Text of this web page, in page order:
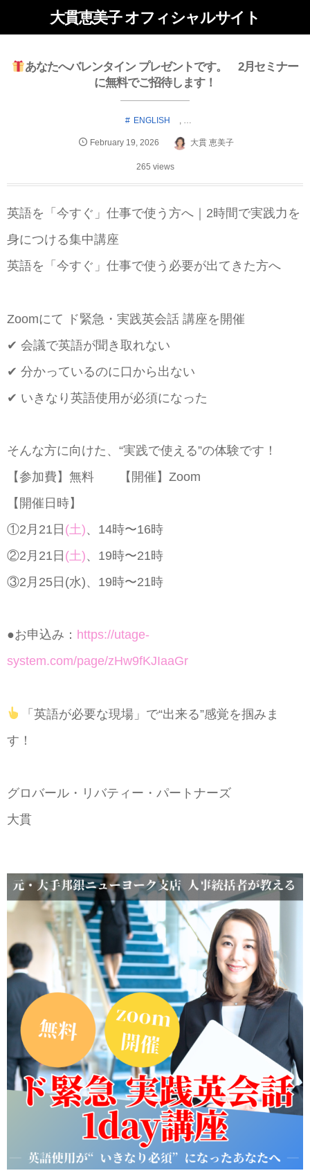
大貫恵美子 オフィシャルサイト
あなたへバレンタイン プレゼントです。 2月セミナー
に無料でご招待します！
ENGLISH
February 19 2026 大貫 恵美子
265 views
英語を「今すぐ」仕事で使う方へ｜2時間で実践力を
身につける集中講座
英語を「今すぐ」仕事で使う必要が出てきた方へ
Zoomにて ド緊急・実践英会話 講座を開催
✔ 会議で英語が聞き取れない
✔ 分かっているのに口から出ない
✔ いきなり英語使用が必須になった
そんな方に向けた、“実践で使える”の体験です！
【参加費】無料 【開催】Zoom
【開催日時】
①2月21日 (土)、14時〜16時
②2月21日 (土)、19時〜21時
③2月25日(水)、19時〜21時
●お申込み： https://utage-
system.com/page/zHw9fKJIaaGr
「英語が必要な現場」で“出来る”感覚を掴みま
す！
グロバール・リバティー・パートナーズ
大貫